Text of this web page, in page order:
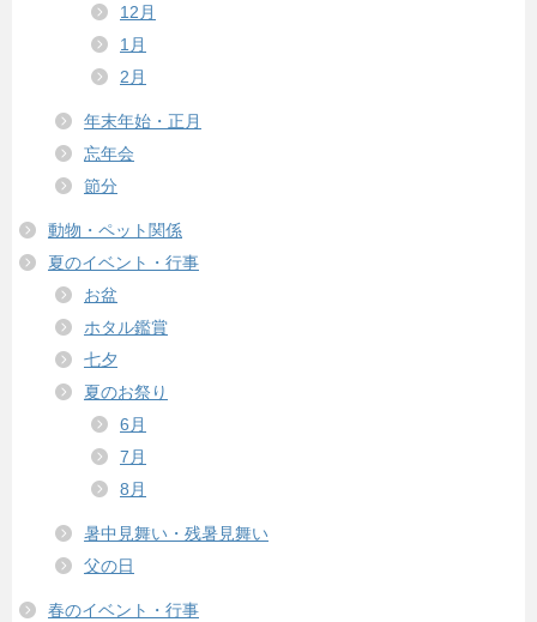
12月
1月
2月
年末年始・正月
忘年会
節分
動物・ペット関係
夏のイベント・行事
お盆
ホタル鑑賞
七夕
夏のお祭り
6月
7月
8月
暑中見舞い・残暑見舞い
父の日
春のイベント・行事